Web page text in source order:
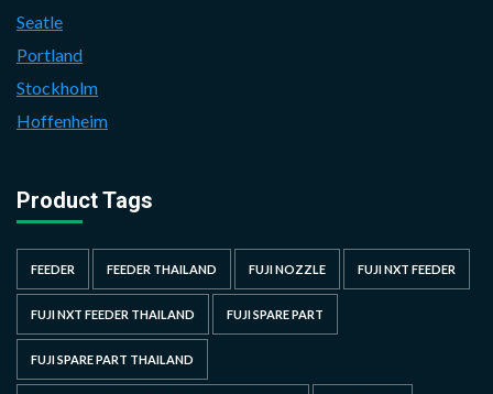
Seatle
Portland
Stockholm
Hoffenheim
Product Tags
FEEDER FEEDER THAILAND FUJI NOZZLE FUJI NXT FEEDER
FUJI NXT FEEDER THAILAND FUJI SPARE PART
FUJI SPARE PART THAILAND